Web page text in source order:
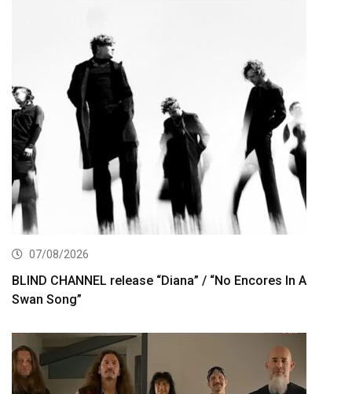
07/08/2026
BLIND CHANNEL release “Diana” / “No Encores In A
Swan Song”